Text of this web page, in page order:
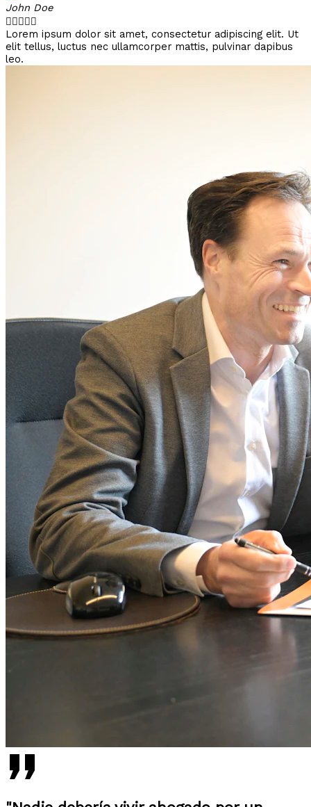
John Doe

Lorem ipsum dolor sit amet, consectetur adipiscing elit. Ut
elit tellus, luctus nec ullamcorper mattis, pulvinar dapibus
leo.